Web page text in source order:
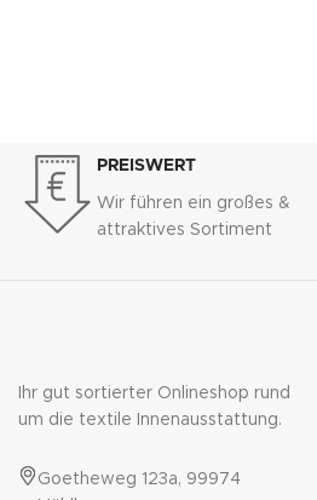
PREISWERT
Wir führen ein großes &
attraktives Sortiment
Ihr gut sortierter Onlineshop rund
um die textile Innenausstattung.
Goetheweg 123a, 99974